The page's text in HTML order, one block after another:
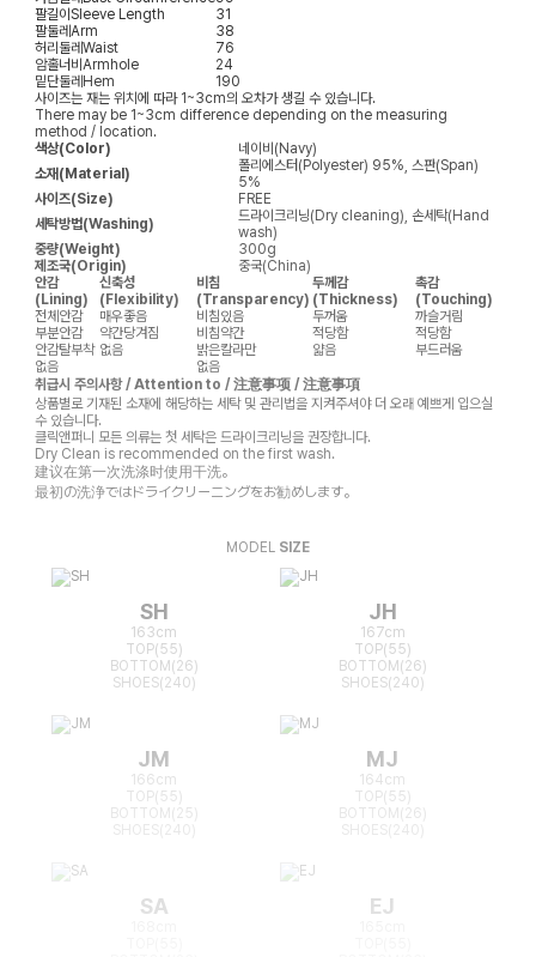
팔길이Sleeve Length
31
팔둘레Arm
38
허리둘레Waist
76
암홀너비Armhole
24
밑단둘레Hem
190
사이즈는 재는 위치에 따라 1~3cm의 오차가 생길 수 있습니다.
There may be 1~3cm difference depending on the measuring
method / location.
색상(Color)
네이비(Navy)
소재(Material)
폴리에스터(Polyester) 95%, 스판(Span)
5%
사이즈(Size)
FREE
세탁방법(Washing)
드라이크리닝(Dry cleaning), 손세탁(Hand
wash)
중량(Weight)
300g
제조국(Origin)
중국(China)
안감
(Lining)
신축성
(Flexibility)
비침
(Transparency)
두께감
(Thickness)
촉감
(Touching)
전체안감
매우좋음 비침있음 두꺼움
까슬거림
부분안감
약간당겨짐 비침약간 적당함
적당함
안감탈부착 없음 밝은칼라만 얇음
부드러움
없음
없음
취급시 주의사항 / Attention to / 注意事项 / 注意事項
상품별로 기재된 소재에 해당하는 세탁 및 관리법을 지켜주셔야 더 오래 예쁘게 입으실
수 있습니다.
클릭앤퍼니 모든 의류는 첫 세탁은 드라이크리닝을 권장합니다.
Dry Clean is recommended on the first wash.
建议在第一次洗涤时使用干洗。
最初の洗浄ではドライクリーニングをお勧めします。
MODEL SIZE
SH
163cm
TOP(55)
BOTTOM(26)
SHOES(240)
JH
167cm
TOP(55)
BOTTOM(26)
SHOES(240)
JM
166cm
TOP(55)
BOTTOM(25)
MJ
164cm
TOP(55)
BOTTOM(26)
SA EJ